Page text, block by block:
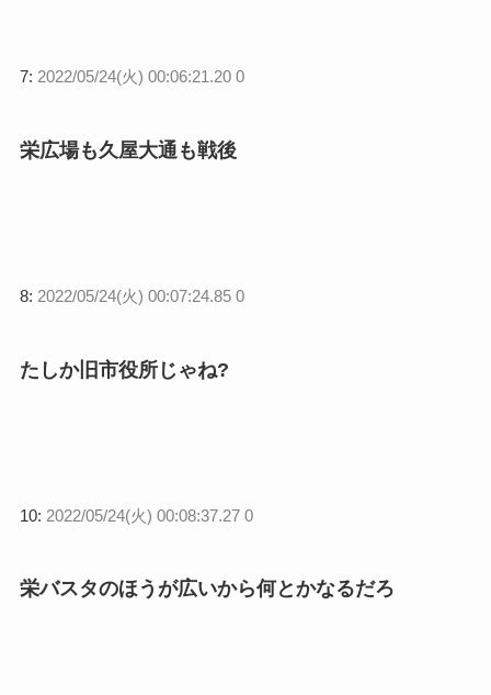
7: 2022/05/24(火) 00:06:21.20 0
栄広場も久屋大通も戦後
8: 2022/05/24(火) 00:07:24.85 0
たしか旧市役所じゃね?
10: 2022/05/24(火) 00:08:37.27 0
栄バスタのほうが広いから何とかなるだろ